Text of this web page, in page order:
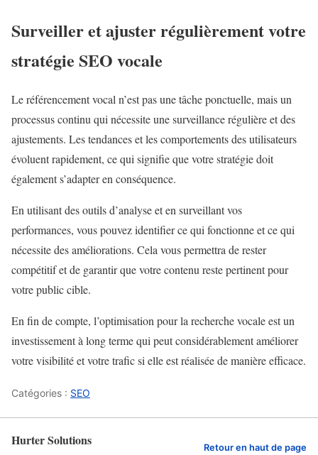
Surveiller et ajuster régulièrement votre
stratégie SEO vocale
Le référencement vocal n’est pas une tâche ponctuelle, mais un
processus continu qui nécessite une surveillance régulière et des
ajustements. Les tendances et les comportements des utilisateurs
évoluent rapidement, ce qui signifie que votre stratégie doit
également s’adapter en conséquence.
En utilisant des outils d’analyse et en surveillant vos
performances, vous pouvez identifier ce qui fonctionne et ce qui
nécessite des améliorations. Cela vous permettra de rester
compétitif et de garantir que votre contenu reste pertinent pour
votre public cible.
En fin de compte, l’optimisation pour la recherche vocale est un
investissement à long terme qui peut considérablement améliorer
votre visibilité et votre trafic si elle est réalisée de manière efficace.
Catégories : SEO
Hurter Solutions Retour en haut de page